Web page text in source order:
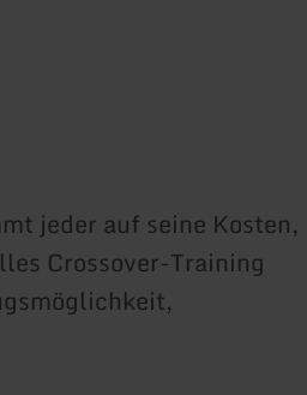
jeder auf seine Kosten,
Crossover-Training